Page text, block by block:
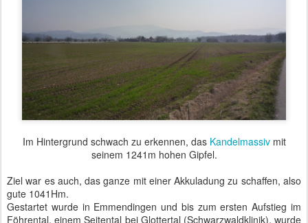
Im Hintergrund schwach zu erkennen, das Kandelmassivmit
seinem 1241m hohen Gipfel.
Ziel war es auch, das ganze mit einer Akkuladung zu schaffen, also
gute 1041Hm.
Gestartet wurde in Emmendingen und bis zum ersten Aufstieg im
Föhrental, einem Seitental bei Glottertal (Schwarzwaldklinik), wurde